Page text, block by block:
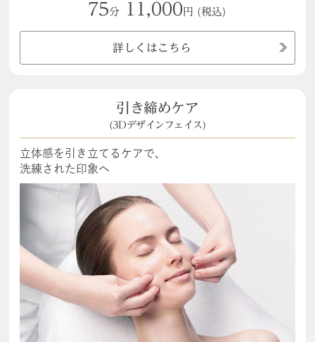
75分 11,000円 (税込)
詳しくはこちら
引き締めケア
(3Dデザインフェイス)
立体感を引き立てるケアで、
洗練された印象へ